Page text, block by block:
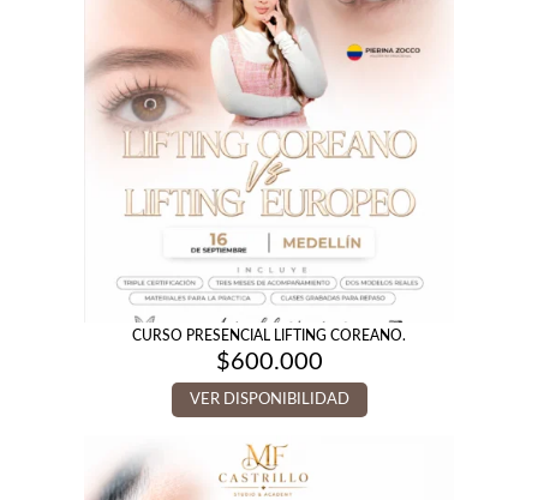
CURSO PRESENCIAL LIFTING COREANO.
$600.000
VER DISPONIBILIDAD